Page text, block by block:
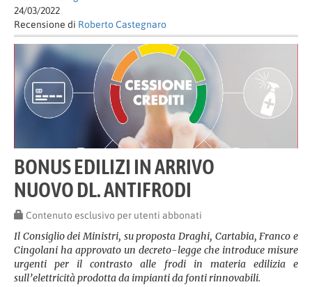
24/03/2022
Recensione di Roberto Castegnaro
BONUS EDILIZI IN ARRIVO
NUOVO DL. ANTIFRODI
Contenuto esclusivo per utenti abbonati
Il Consiglio dei Ministri, su proposta Draghi, Cartabia, Franco e
Cingolani ha approvato un decreto-legge che introduce misure
urgenti per il contrasto alle frodi in materia edilizia e
sull’elettricità prodotta da impianti da fonti rinnovabili.